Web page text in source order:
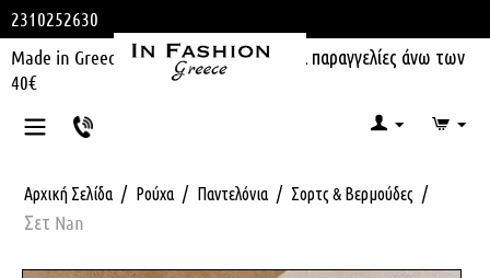
2310252630
Made in Greece | Δωρεάν μεταφορικά για παραγγελίες άνω των
40€
Αρχική Σελίδα / Ρούχα / Παντελόνια / Σορτς & Βερμούδες /
Σετ Nan